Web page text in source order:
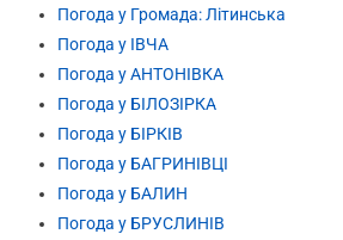
Погода у Громада: Літинська
Погода у ІВЧА
Погода у АНТОНІВКА
Погода у БІЛОЗІРКА
Погода у БІРКІВ
Погода у БАГРИНІВЦІ
Погода у БАЛИН
Погода у БРУСЛИНІВ